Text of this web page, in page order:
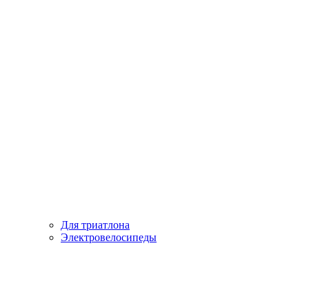
Для триатлона
Электровелосипеды